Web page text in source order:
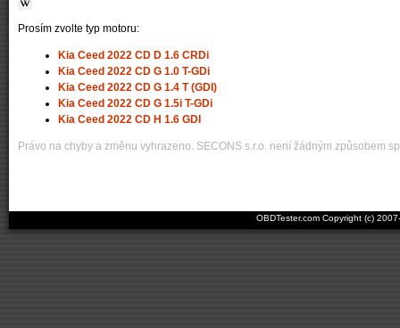
Prosím zvolte typ motoru:
Kia Ceed 2022 CD D 1.6 CRDi
Kia Ceed 2022 CD G 1.0 T-GDi
Kia Ceed 2022 CD G 1.4 T (GDI)
Kia Ceed 2022 CD G 1.5i T-GDi
Kia Ceed 2022 CD H 1.6 GDI
Právo na chyby a změnu vyhrazeno. SECONS s.r.o. není žádným způsobem
OBDTester.com Copyright (c)